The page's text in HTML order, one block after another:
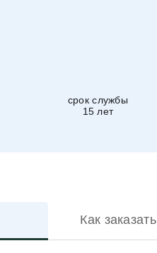
срок службы
15 лет
Как заказать